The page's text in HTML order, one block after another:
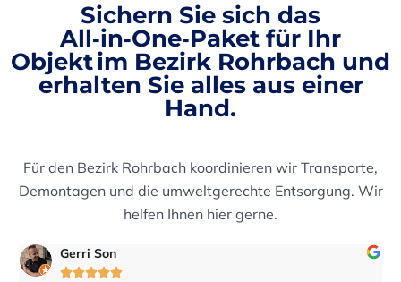
Sichern Sie sich das
All‑in‑One‑Paket für Ihr
Objekt im Bezirk Rohrbach und
erhalten Sie alles aus einer
Hand.
Für den Bezirk Rohrbach koordinieren wir Transporte,
Demontagen und die umweltgerechte Entsorgung. Wir
helfen Ihnen hier gerne.